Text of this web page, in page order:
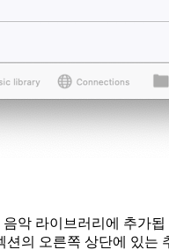
악 라이브러리에 추가됩
션의 오른쪽 상단에 있는